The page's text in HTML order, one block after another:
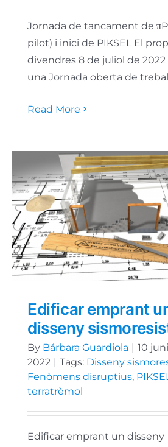
Jornada de tancament de
pilot) i inici de PIKSEL El
divendres 8 de juliol de
una Jornada oberta de
Read More
Edificar emprant
disseny
By Bárbara Guardiola
10
2022
Tags: Disseny
Fenòmens disruptius,
terratrèmol
Edificar emprant un disseny